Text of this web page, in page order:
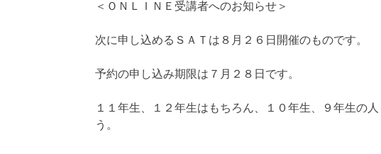
＜ＯＮＬＩＮＥ受講者へのお知らせ＞
次に申し込めるＳＡＴは８月２６日開催のものです。
予約の申し込み期限は７月２８日です。
１１年生、１２年生はもちろん、１０年生、９年生の
う。